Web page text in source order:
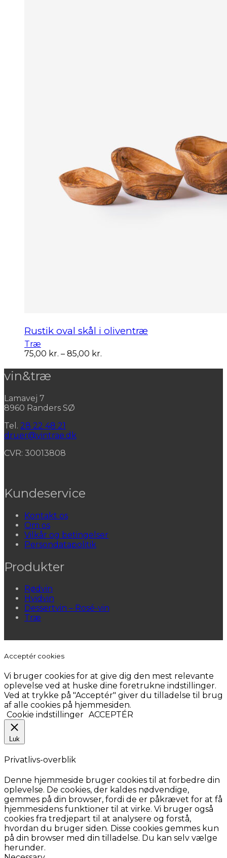
Rustik oval skål i oliventræ
Træ
75,00 kr. – 85,00 kr.
vin&træ
Lamavej 7
8960 Randers SØ
Tel. 28 22 48 21
druer@vintrae.dk
CVR: 30013808
Kundeservice
Kontakt os
Om os
Vilkår og betingelser
Persondatapolitik
Produkter
Rødvin
Hvidvin
Dessertvin – Rosé-vin
Træ
Acceptér cookies
Vi bruger cookies for at give dig den mest relevante
oplevelse ved at huske dine foretrukne indstillinger.
Ved at trykke på "Acceptér" giver du tilladelse til brug
af alle cookies på hjemmesiden.
Cookie indstillinger ACCEPTÉR
Luk
Privatlivs-overblik
Denne hjemmeside bruger cookies til at forbedre din
oplevelse. De cookies, der kaldes nødvendige,
gemmes på din browser, fordi de er påkrævet for at få
hjemmesidens funktioner til at virke. Vi bruger også
cookies fra tredjepart til at analysere og forstå,
hvordan du bruger siden. Disse cookies gemmes kun
på din browser med din tilladelse. Du kan selv vælge
herunder.